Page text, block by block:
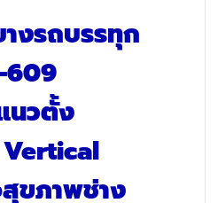
นวตั้ง
ขภาพช่าง